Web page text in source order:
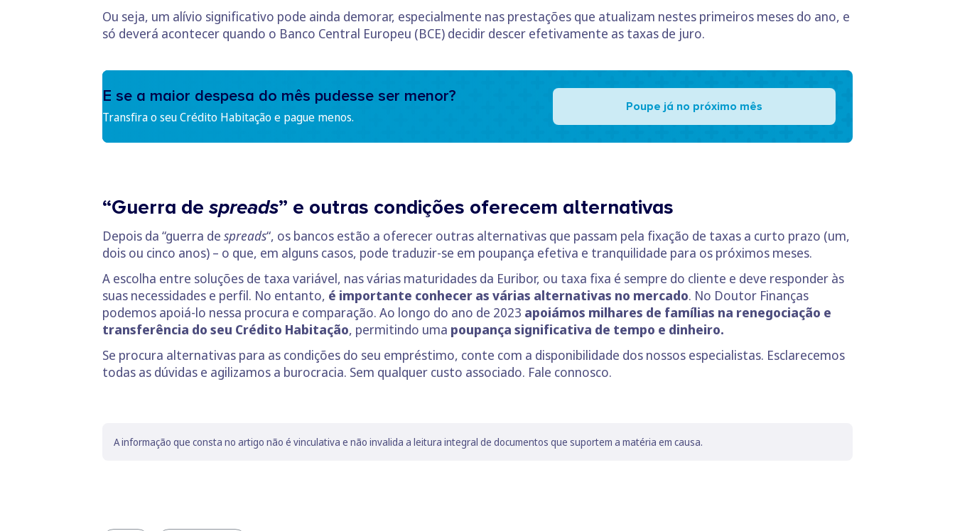
Ou seja, um alívio significativo pode ainda demorar, especialmente nas prestações que atualizam nestes primeiros meses do ano, e
só deverá acontecer quando o Banco Central Europeu (BCE) decidir descer efetivamente as taxas de juro.
E se a maior despesa do mês pudesse ser menor?
Transfira o seu Crédito Habitação e pague menos.
Poupe já no próximo mês
“Guerra de spreads” e outras condições oferecem alternativas
Depois da “guerra de spreads“, os bancos estão a oferecer outras alternativas que passam pela fixação de taxas a curto prazo (um,
dois ou cinco anos) – o que, em alguns casos, pode traduzir-se em poupança efetiva e tranquilidade para os próximos meses.
A escolha entre soluções de taxa variável, nas várias maturidades da Euribor, ou taxa fixa é sempre do cliente e deve responder às
suas necessidades e perfil. No entanto, é importante conhecer as várias alternativas no mercado. No Doutor Finanças
podemos apoiá-lo nessa procura e comparação. Ao longo do ano de 2023 apoiámos milhares de famílias na renegociação e
transferência do seu Crédito Habitação, permitindo uma poupança significativa de tempo e dinheiro.
Se procura alternativas para as condições do seu empréstimo, conte com a disponibilidade dos nossos especialistas. Esclarecemos
todas as dúvidas e agilizamos a burocracia. Sem qualquer custo associado. Fale connosco.
A informação que consta no artigo não é vinculativa e não invalida a leitura integral de documentos que suportem a matéria em causa.